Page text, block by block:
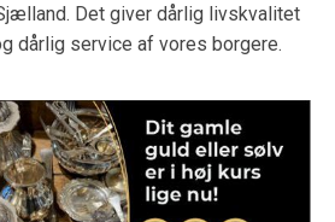
Det giver dårlig livskvalitet
dårlig service af vores borgere.